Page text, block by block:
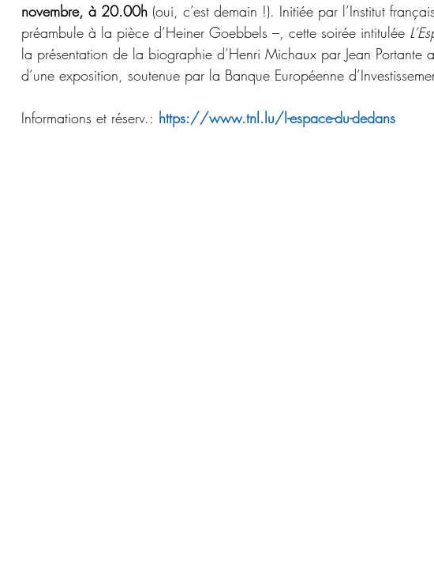
novembre, à 20.00h (oui, c’est demain !). Initiée par l’Institut
préambule à la pièce d’Heiner Goebbels –, cette soirée intitulée
la présentation de la biographie d’Henri Michaux par Jean Portante
d’une exposition, soutenue par la Banque Européenne
Informations et réserv.: https://www.tnl.lu/l-espace-du-dedans